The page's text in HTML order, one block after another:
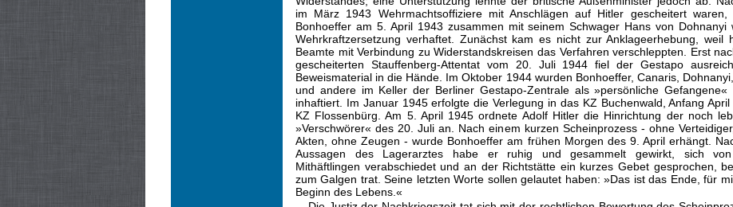
im März 1943 Wehrmachtsoffiziere mit Anschlägen auf Hitler gescheitert waren,
Bonhoeffer am 5. April 1943 zusammen mit seinem Schwager Hans von Dohnanyi
Wehrkraftzersetzung verhaftet. Zunächst kam es nicht zur Anklageerhebung, weil
Beamte mit Verbindung zu Widerstandskreisen das Verfahren verschleppten. Erst
gescheiterten Stauffenberg-Attentat vom 20. Juli 1944 fiel der Gestapo
Beweismaterial in die Hände. Im Oktober 1944 wurden Bonhoeffer, Canaris,
und andere im Keller der Berliner Gestapo-Zentrale als »persönliche Gefangene«
inhaftiert. Im Januar 1945 erfolgte die Verlegung in das KZ Buchenwald, Anfang
KZ Flossenbürg. Am 5. April 1945 ordnete Adolf Hitler die Hinrichtung der noch
»Verschwörer« des 20. Juli an. Nach einem kurzen Scheinprozess - ohne
Akten, ohne Zeugen - wurde Bonhoeffer am frühen Morgen des 9. April erhängt.
Aussagen des Lagerarztes habe er ruhig und gesammelt gewirkt, sich
Mithäftlingen verabschiedet und an der Richtstätte ein kurzes Gebet gesprochen,
zum Galgen trat. Seine letzten Worte sollen gelautet haben: »Das ist das Ende, für
Beginn des Lebens.«